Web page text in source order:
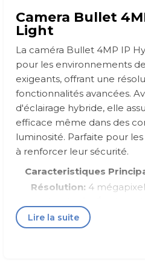
Camera Bullet
Light
La caméra Bullet 4MP IP
pour les environnements
exigeants, offrant une
fonctionnalités avancées.
d'éclairage hybride, elle
efficace même dans des
luminosité. Parfaite pour
à renforcer leur sécurité.
Caracteristiques
Résolution: 4
Type: Caméra Bullet IP
Utilisation:Surveillance
Lire la suite